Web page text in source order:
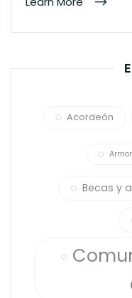
Acordeón
Becas y